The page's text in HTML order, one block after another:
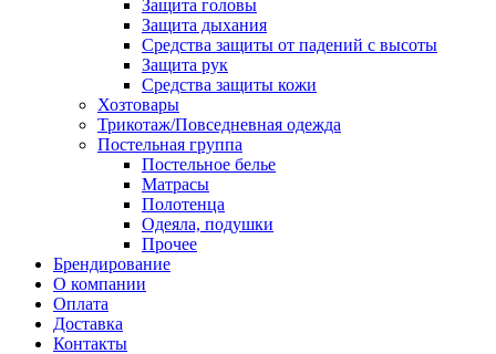
Защита головы
Защита дыхания
Средства защиты от падений с высоты
Защита рук
Средства защиты кожи
Хозтовары
Трикотаж/Повседневная одежда
Постельная группа
Постельное белье
Матрасы
Полотенца
Одеяла, подушки
Прочее
Брендирование
О компании
Оплата
Доставка
Контакты